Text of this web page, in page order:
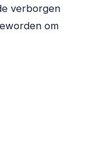
verborgen
om